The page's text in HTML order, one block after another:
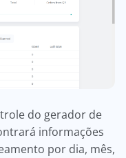
do gerador de
informações
por dia, mês,